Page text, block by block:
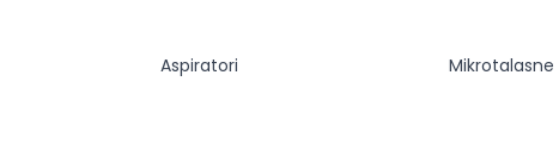
Aspiratori Mikrotalasne